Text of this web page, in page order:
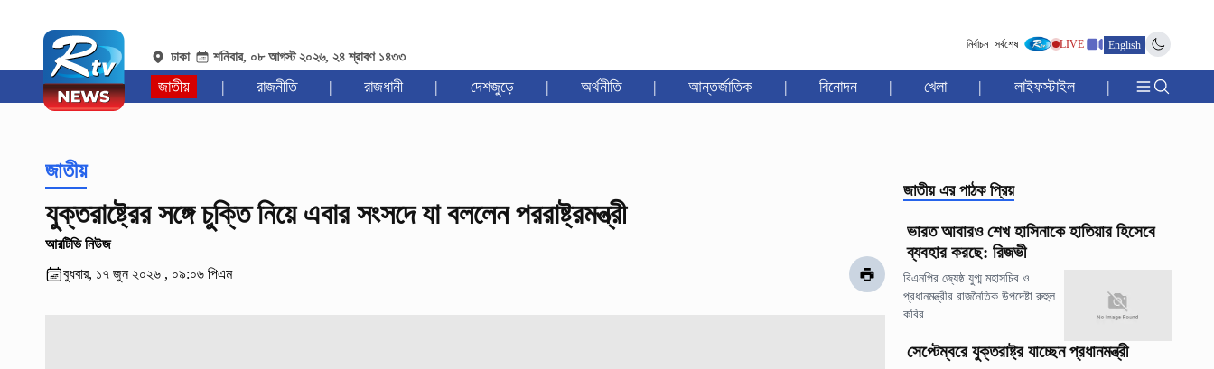
ঢাকা শনিবার, ০৮ আগস্ট ২০২৬, ২৪ শ্রাবণ ১৪৩৩
নির্বাচন সর্বশেষ LIVE English
জাতীয় | রাজনীতি | রাজধানী | দেশজুড়ে | অর্থনীতি | আন্তর্জাতিক | বিনোদন | খেলা | লাইফস্টাইল |
জাতীয়
যুক্তরাষ্ট্রের সঙ্গে চুক্তি নিয়ে এবার সংসদে যা বললেন পররাষ্ট্রমন্ত্রী
আরটিভি নিউজ
বুধবার, ১৭ জুন ২০২৬ , ০৯:০৬ পিএম
জাতীয় এর পাঠক প্রিয়
ভারত আবারও শেখ হাসিনাকে হাতিয়ার হিসেবে
ব্যবহার করছে: রিজভী
বিএনপির জ্যেষ্ঠ যুগ্ম মহাসচিব ও
প্রধানমন্ত্রীর রাজনৈতিক উপদেষ্টা রুহুল
কবির...
সেপ্টেম্বরে যুক্তরাষ্ট্র যাচ্ছেন প্রধানমন্ত্রী